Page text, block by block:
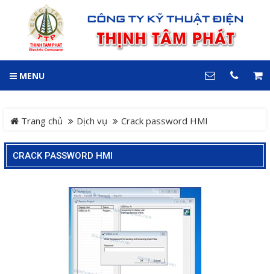
MENU
Trang chủ Dịch vụ Crack password HMI
CRACK PASSWORD HMI
Trang chủ
Dự án
Hệ Thống Cảnh Báo An
Hệ thống điều khiển giám
sát và thu thập dữ liệu
GIỎ HÀNG
LIÊN HỆ
Hotline
Địa chỉ
Thành 3, P. Hiệp Thành, TP.
Thủ Dầu Một, Tỉnh Bình
Dương
0909 199 102
COPYRIGHT 2018. ALL RIGHTS RESERVED